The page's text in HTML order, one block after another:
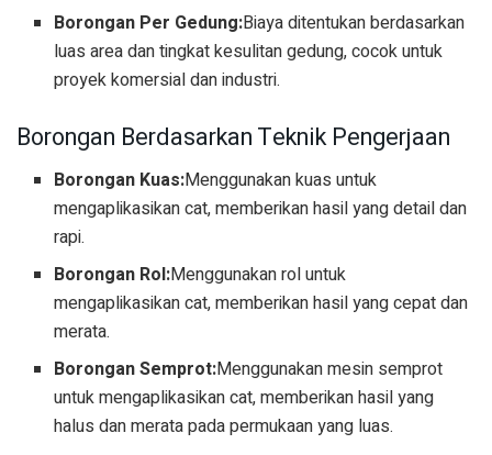
Borongan Per Gedung:Biaya ditentukan berdasarkan
luas area dan tingkat kesulitan gedung, cocok untuk
proyek komersial dan industri.
Borongan Berdasarkan Teknik Pengerjaan
Borongan Kuas:Menggunakan kuas untuk
mengaplikasikan cat, memberikan hasil yang detail dan
rapi.
Borongan Rol:Menggunakan rol untuk
mengaplikasikan cat, memberikan hasil yang cepat dan
merata.
Borongan Semprot:Menggunakan mesin semprot
untuk mengaplikasikan cat, memberikan hasil yang
halus dan merata pada permukaan yang luas.